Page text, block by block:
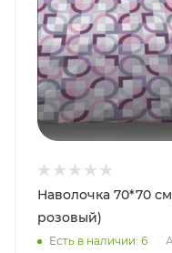
Наволочка 70*70
розовый)
Есть в наличии: 6